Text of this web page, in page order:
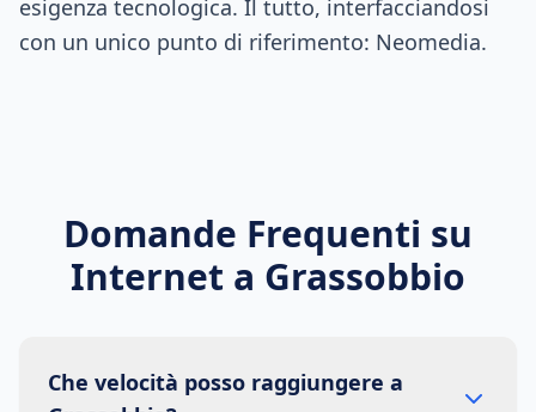
esigenza tecnologica. Il tutto, interfacciandosi
con un unico punto di riferimento: Neomedia.
Domande Frequenti su
Internet a Grassobbio
Che velocità posso raggiungere a